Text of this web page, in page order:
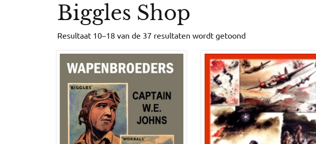
Biggles Shop
Resultaat 10–18 van de 37 resultaten wordt getoondGesorteerd
nieuwste